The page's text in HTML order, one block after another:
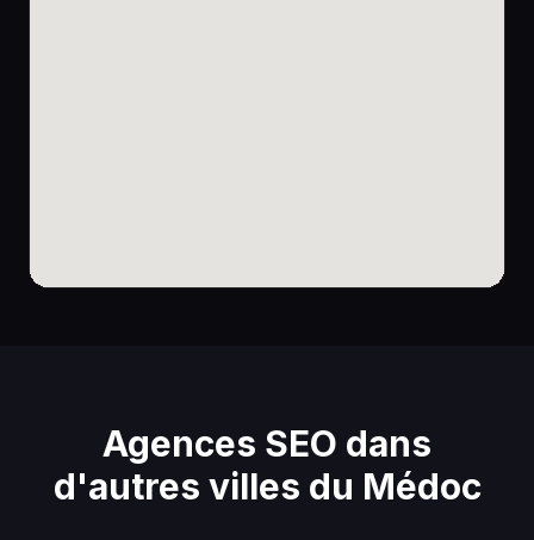
Agences SEO dans
d'autres villes du Médoc